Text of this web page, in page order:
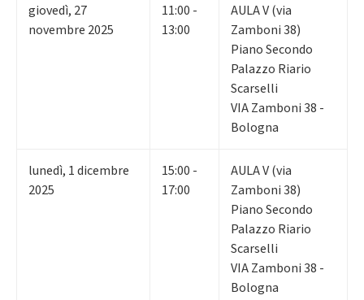
giovedì, 27
novembre 2025
11:00 -
13:00
AULA V (via
Zamboni 38)
Piano Secondo
Palazzo Riario
Scarselli
VIA Zamboni 38 -
Bologna
lunedì, 1dicembre
2025
15:00 -
17:00
AULA V (via
Zamboni 38)
Piano Secondo
Palazzo Riario
Scarselli
VIA Zamboni 38 -
Bologna